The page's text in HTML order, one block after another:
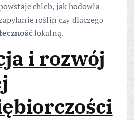
chleb, jak hodowla
roślin czy dlaczego
lokalną.
i rozwój